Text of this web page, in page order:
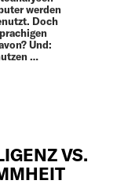
werden
Doch
Und:
…
VS.